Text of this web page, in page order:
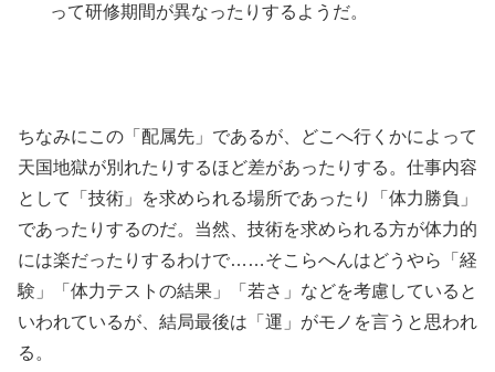
って研修期間が異なったりするようだ。
ちなみにこの「配属先」であるが、どこへ行くかによって
天国地獄が別れたりするほど差があったりする。仕事内容
として「技術」を求められる場所であったり「体力勝負」
であったりするのだ。当然、技術を求められる方が体力的
には楽だったりするわけで……そこらへんはどうやら「経
験」「体力テストの結果」「若さ」などを考慮していると
いわれているが、結局最後は「運」がモノを言うと思われ
る。